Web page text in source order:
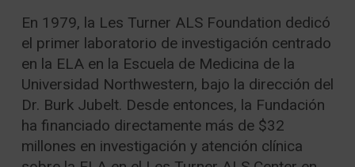
En 1979, la Les Turner ALS Foundation dedicó
el primer laboratorio de investigación centrado
en la ELA en la Escuela de Medicina de la
Universidad Northwestern, bajo la dirección del
Dr. Burk Jubelt. Desde entonces, la Fundación
ha financiado directamente más de $32
millones en investigación y atención clínica